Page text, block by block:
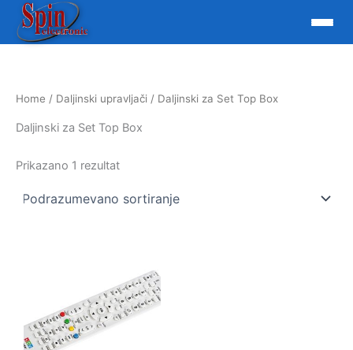
Home / Daljinski upravljači / Daljinski za Set Top Box
Daljinski za Set Top Box
Prikazano 1 rezultat